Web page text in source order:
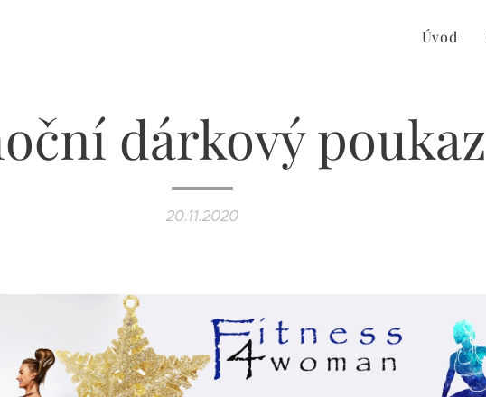
Úvod
dárkový poukaz
20.11.2020